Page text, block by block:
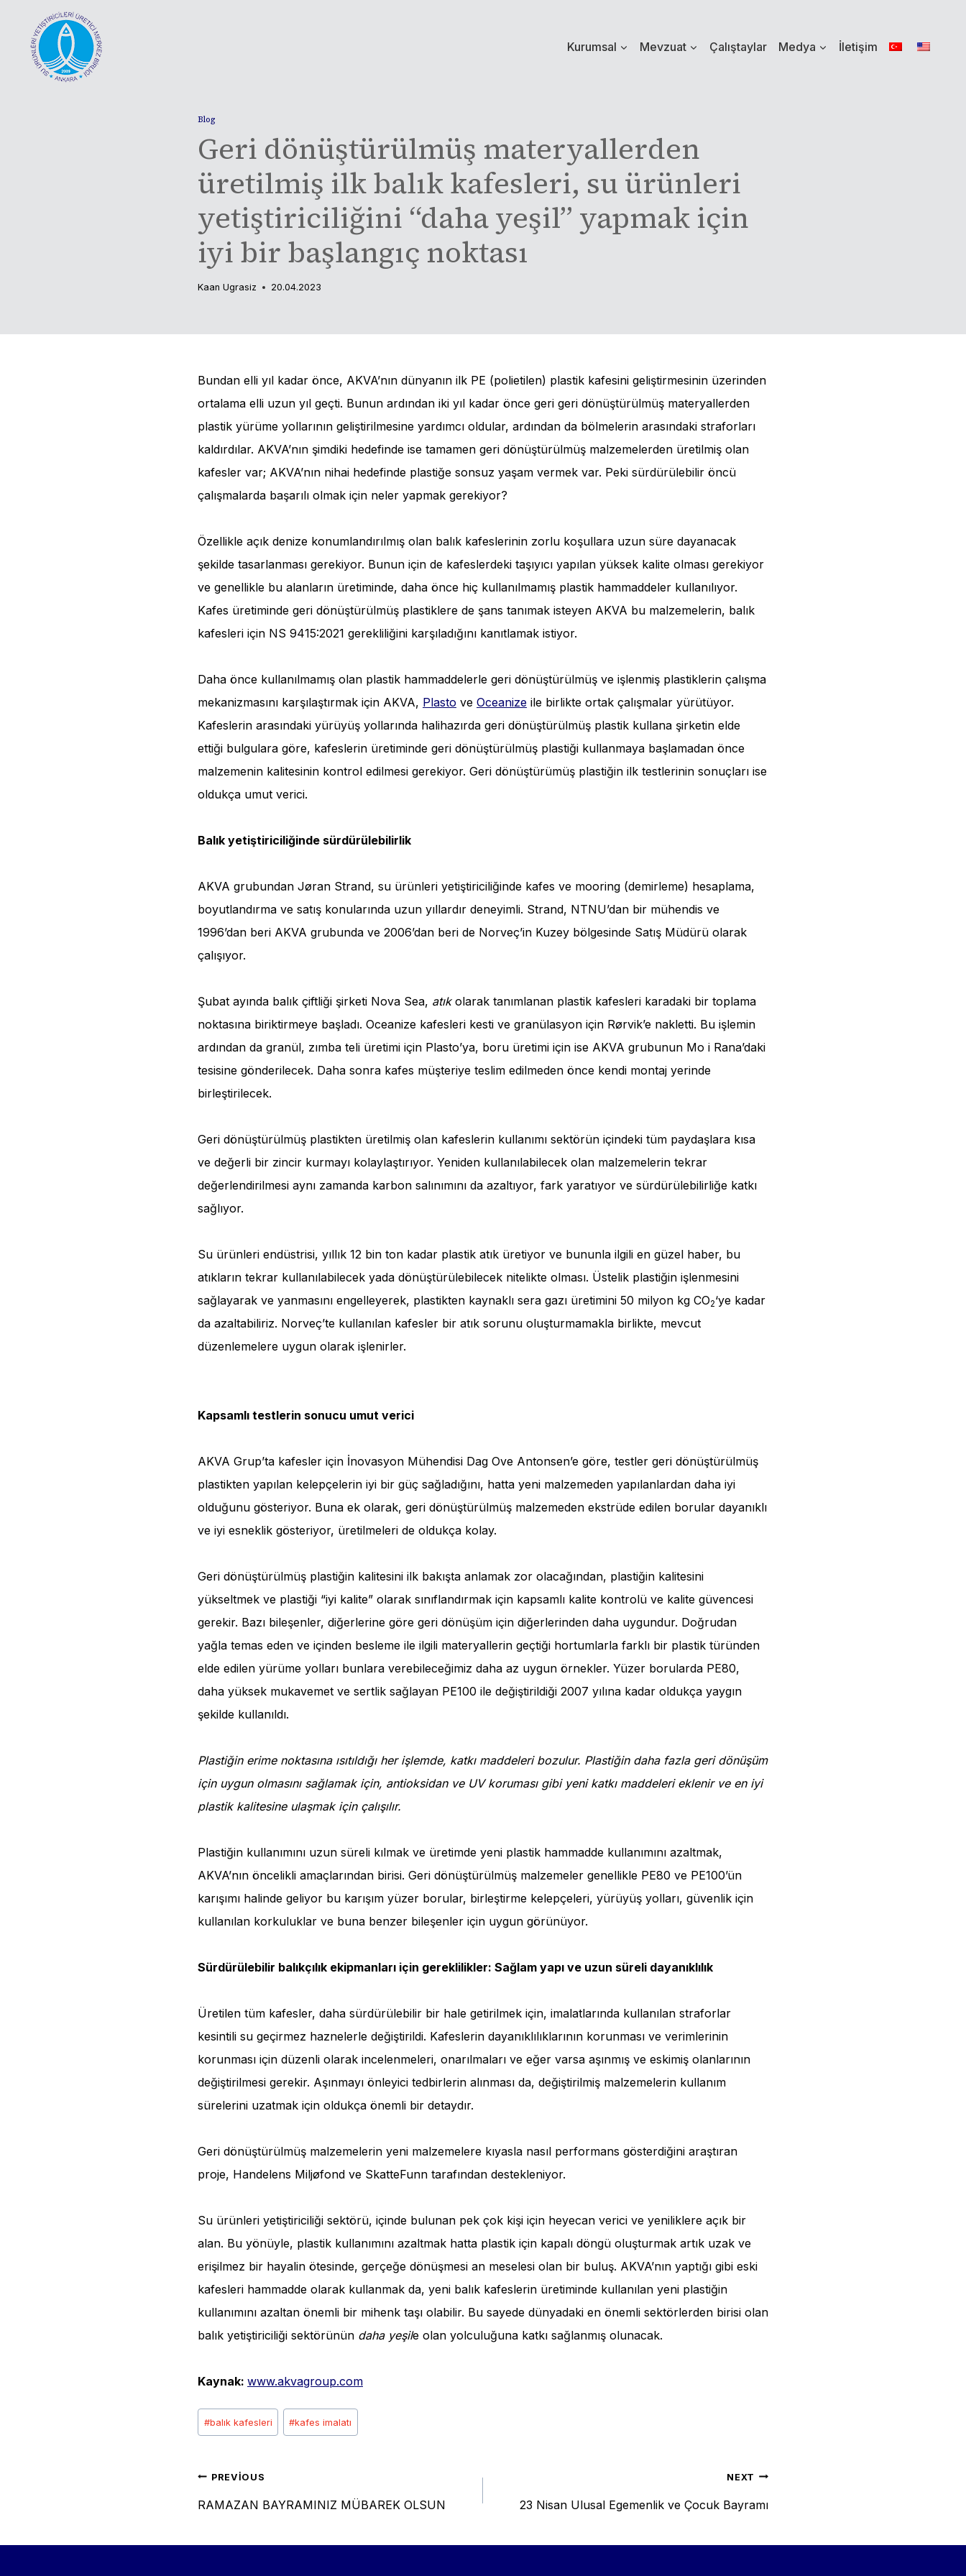
content
Kurumsal Mevzuat Çalıştaylar Medya İletişim
Blog
Geri dönüştürülmüş materyallerden
üretilmiş ilk balık kafesleri, su ürünleri
yetiştiriciliğini “daha yeşil” yapmak için
iyi bir başlangıç noktası
Kaan Ugrasiz 20.04.2023
Bundan elli yıl kadar önce, AKVA’nın dünyanın ilk PE (polietilen) plastik kafesini geliştirmesinin üzerinden
ortalama elli uzun yıl geçti. Bunun ardından iki yıl kadar önce geri geri dönüştürülmüş materyallerden
plastik yürüme yollarının geliştirilmesine yardımcı oldular, ardından da bölmelerin arasındaki straforları
kaldırdılar. AKVA’nın şimdiki hedefinde ise tamamen geri dönüştürülmüş malzemelerden üretilmiş olan
kafesler var; AKVA’nın nihai hedefinde plastiğe sonsuz yaşam vermek var. Peki sürdürülebilir öncü
çalışmalarda başarılı olmak için neler yapmak gerekiyor?
Özellikle açık denize konumlandırılmış olan balık kafeslerinin zorlu koşullara uzun süre dayanacak
şekilde tasarlanması gerekiyor. Bunun için de kafeslerdeki taşıyıcı yapılan yüksek kalite olması gerekiyor
ve genellikle bu alanların üretiminde, daha önce hiç kullanılmamış plastik hammaddeler kullanılıyor.
Kafes üretiminde geri dönüştürülmüş plastiklere de şans tanımak isteyen AKVA bu malzemelerin, balık
kafesleri için NS 9415:2021 gerekliliğini karşıladığını kanıtlamak istiyor.
Daha önce kullanılmamış olan plastik hammaddelerle geri dönüştürülmüş ve işlenmiş plastiklerin çalışma
mekanizmasını karşılaştırmak için AKVA, Plasto ve Oceanize ile birlikte ortak çalışmalar yürütüyor.
Kafeslerin arasındaki yürüyüş yollarında halihazırda geri dönüştürülmüş plastik kullana şirketin elde
ettiği bulgulara göre, kafeslerin üretiminde geri dönüştürülmüş plastiği kullanmaya başlamadan önce
malzemenin kalitesinin kontrol edilmesi gerekiyor. Geri dönüştürümüş plastiğin ilk testlerinin sonuçları ise
oldukça umut verici.
Balık yetiştiriciliğinde sürdürülebilirlik
AKVA grubundan Jøran Strand, su ürünleri yetiştiriciliğinde kafes ve mooring (demirleme) hesaplama,
boyutlandırma ve satış konularında uzun yıllardır deneyimli. Strand, NTNU’dan bir mühendis ve
1996’dan beri AKVA grubunda ve 2006’dan beri de Norveç’in Kuzey bölgesinde Satış Müdürü olarak
çalışıyor.
Şubat ayında balık çiftliği şirketi Nova Sea, atıkolarak tanımlanan plastik kafesleri karadaki bir toplama
noktasına biriktirmeye başladı. Oceanize kafesleri kesti ve granülasyon için Rørvik’e nakletti. Bu işlemin
ardından da granül, zımba teli üretimi için Plasto’ya, boru üretimi için ise AKVA grubunun Mo i Rana’daki
tesisine gönderilecek. Daha sonra kafes müşteriye teslim edilmeden önce kendi montaj yerinde
birleştirilecek.
Geri dönüştürülmüş plastikten üretilmiş olan kafeslerin kullanımı sektörün içindeki tüm paydaşlara kısa
ve değerli bir zincir kurmayı kolaylaştırıyor. Yeniden kullanılabilecek olan malzemelerin tekrar
değerlendirilmesi aynı zamanda karbon salınımını da azaltıyor, fark yaratıyor ve sürdürülebilirliğe katkı
sağlıyor.
Su ürünleri endüstrisi, yıllık 12 bin ton kadar plastik atık üretiyor ve bununla ilgili en güzel haber, bu
atıkların tekrar kullanılabilecek yada dönüştürülebilecek nitelikte olması. Üstelik plastiğin işlenmesini
sağlayarak ve yanmasını engelleyerek, plastikten kaynaklı sera gazı üretimini 50 milyon kg CO2‘ye kadar
da azaltabiliriz. Norveç’te kullanılan kafesler bir atık sorunu oluşturmamakla birlikte, mevcut
düzenlemelere uygun olarak işlenirler.
Kapsamlı testlerin sonucu umut verici
AKVA Grup’ta kafesler için İnovasyon Mühendisi Dag Ove Antonsen’e göre, testler geri dönüştürülmüş
plastikten yapılan kelepçelerin iyi bir güç sağladığını, hatta yeni malzemeden yapılanlardan daha iyi
olduğunu gösteriyor. Buna ek olarak, geri dönüştürülmüş malzemeden ekstrüde edilen borular dayanıklı
ve iyi esneklik gösteriyor, üretilmeleri de oldukça kolay.
Geri dönüştürülmüş plastiğin kalitesini ilk bakışta anlamak zor olacağından, plastiğin kalitesini
yükseltmek ve plastiği “iyi kalite” olarak sınıflandırmak için kapsamlı kalite kontrolü ve kalite güvencesi
gerekir. Bazı bileşenler, diğerlerine göre geri dönüşüm için diğerlerinden daha uygundur. Doğrudan
yağla temas eden ve içinden besleme ile ilgili materyallerin geçtiği hortumlarla farklı bir plastik türünden
elde edilen yürüme yolları bunlara verebileceğimiz daha az uygun örnekler. Yüzer borularda PE80,
daha yüksek mukavemet ve sertlik sağlayan PE100 ile değiştirildiği 2007 yılına kadar oldukça yaygın
şekilde kullanıldı.
Plastiğin erime noktasına ısıtıldığı her işlemde, katkı maddeleri bozulur. Plastiğin daha fazla geri dönüşüm
için uygun olmasını sağlamak için, antioksidan ve UV koruması gibi yeni katkı maddeleri eklenir ve en iyi
plastik kalitesine ulaşmak için çalışılır.
Plastiğin kullanımını uzun süreli kılmak ve üretimde yeni plastik hammadde kullanımını azaltmak,
AKVA’nın öncelikli amaçlarından birisi. Geri dönüştürülmüş malzemeler genellikle PE80 ve PE100’ün
karışımı halinde geliyor bu karışım yüzer borular, birleştirme kelepçeleri, yürüyüş yolları, güvenlik için
kullanılan korkuluklar ve buna benzer bileşenler için uygun görünüyor.
Sürdürülebilir balıkçılık ekipmanları için gereklilikler: Sağlam yapı ve uzun süreli dayanıklılık
Üretilen tüm kafesler, daha sürdürülebilir bir hale getirilmek için, imalatlarında kullanılan straforlar
kesintili su geçirmez haznelerle değiştirildi. Kafeslerin dayanıklılıklarının korunması ve verimlerinin
korunması için düzenli olarak incelenmeleri, onarılmaları ve eğer varsa aşınmış ve eskimiş olanlarının
değiştirilmesi gerekir. Aşınmayı önleyici tedbirlerin alınması da, değiştirilmiş malzemelerin kullanım
sürelerini uzatmak için oldukça önemli bir detaydır.
Geri dönüştürülmüş malzemelerin yeni malzemelere kıyasla nasıl performans gösterdiğini araştıran
proje, Handelens Miljøfond ve SkatteFunn tarafından destekleniyor.
Su ürünleri yetiştiriciliği sektörü, içinde bulunan pek çok kişi için heyecan verici ve yeniliklere açık bir
alan. Bu yönüyle, plastik kullanımını azaltmak hatta plastik için kapalı döngü oluşturmak artık uzak ve
erişilmez bir hayalin ötesinde, gerçeğe dönüşmesi an meselesi olan bir buluş. AKVA’nın yaptığı gibi eski
kafesleri hammadde olarak kullanmak da, yeni balık kafeslerin üretiminde kullanılan yeni plastiğin
kullanımını azaltan önemli bir mihenk taşı olabilir. Bu sayede dünyadaki en önemli sektörlerden birisi olan
balık yetiştiriciliği sektörünün daha yeşile olan yolculuğuna katkı sağlanmış olunacak.
Kaynak: www.akvagroup.com
Post
Tags:
#balık kafesleri #kafes imalatı
Yazı
gezinmesi
PREVIOUS
RAMAZAN BAYRAMINIZ MÜBAREK OLSUN
NEXT
23 Nisan Ulusal Egemenlik ve Çocuk Bayramı